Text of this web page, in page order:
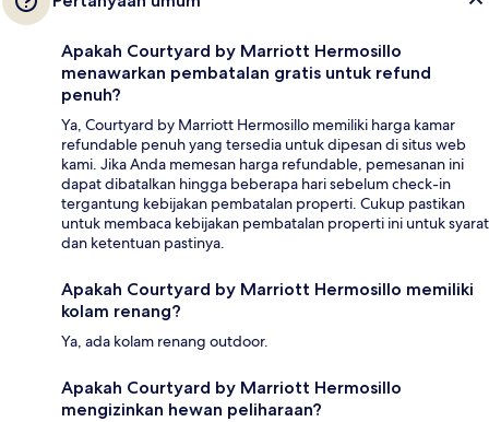
Apakah Courtyard by Marriott Hermosillo
menawarkan pembatalan gratis untuk refund
penuh?
Ya, Courtyard by Marriott Hermosillo memiliki harga kamar
refundable penuh yang tersedia untuk dipesan di situs web
kami. Jika Anda memesan harga refundable, pemesanan ini
dapat dibatalkan hingga beberapa hari sebelum check-in
tergantung kebijakan pembatalan properti. Cukup pastikan
untuk membaca kebijakan pembatalan properti ini untuk syarat
dan ketentuan pastinya.
Apakah Courtyard by Marriott Hermosillo memiliki
kolam renang?
Ya, ada kolam renang outdoor.
Apakah Courtyard by Marriott Hermosillo
mengizinkan hewan peliharaan?